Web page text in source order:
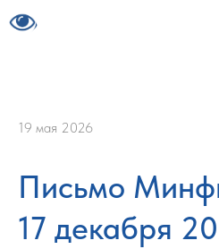
19 мая 2026
Письмо
17 декабря